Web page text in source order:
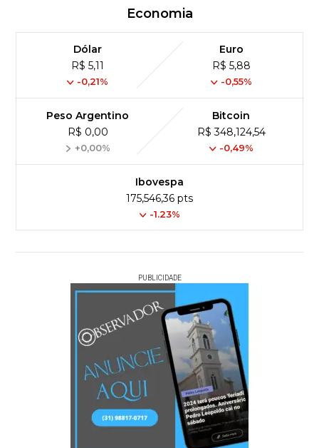
Economia
Dólar
R$ 5,11
-0,21%
Euro
R$ 5,88
-0,55%
Peso Argentino
R$ 0,00
+0,00%
Bitcoin
R$ 348,124,54
-0,49%
Ibovespa
175,546,36 pts
-1.23%
PUBLICIDADE